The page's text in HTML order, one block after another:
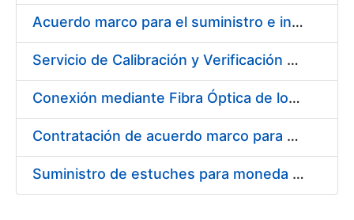
Acuerdo marco para el suministro e instalación de persianas, estores y otros complementos
Servicio de Calibración y Verificación Externa de los Equipos de Medición del Servicio de Prevención de la FNMT-RCM
Conexión mediante Fibra Óptica de los Centros de Proceso de Datos (CPDs) de las sedes de la FNMT-RCM de Burgos y Madrid
Contratación de acuerdo marco para el Suministro de Material de Electricidad para la Fábrica Nacional de Moneda y Timbre-Real Casa de la Moneda en su centro de trabajo de Burgos
Suministro de estuches para moneda de 30 €